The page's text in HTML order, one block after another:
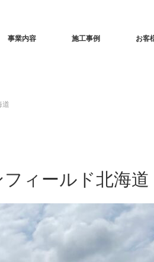
事業内容 施工事例 お客
道
ィールド北海道